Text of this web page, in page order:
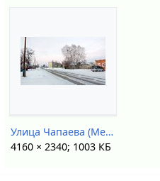
Улица Чапаева (Мельниково).jpg
4160 × 2340; 1003 КБ